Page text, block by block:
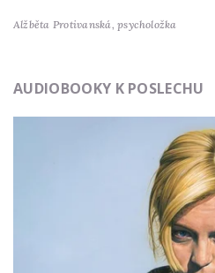
Alžběta Protivanská,psycholožka
AUDIOBOOKY K POSLECHU